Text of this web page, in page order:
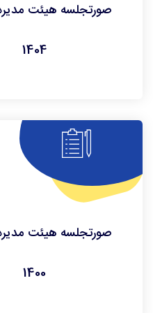
صورتجلسه هیئت
صورتجلسه هیئت